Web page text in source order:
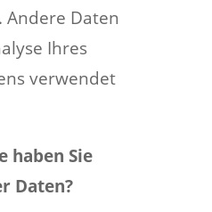
Andere Daten
Ihres
verwendet
haben Sie
Daten?